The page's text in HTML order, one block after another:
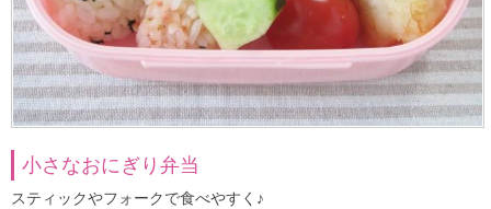
小さなおにぎり弁当
スティックやフォークで食べやすく♪